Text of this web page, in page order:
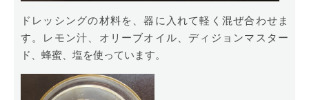
ドレッシングの材料を、器に入れて軽く混ぜ合わせま
す。レモン汁、オリーブオイル、ディジョンマスター
ド、蜂蜜、塩を使っています。